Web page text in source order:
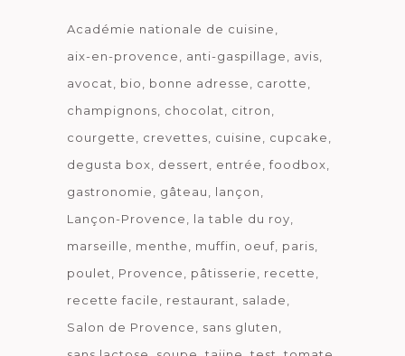
Académie nationale de cuisine
aix-en-provence
anti-gaspillage
avis
avocat
bio bonne adresse
carotte
champignons
chocolat
citron
courgette
crevettes cuisine
cupcake
degusta box
dessert entrée
foodbox
gastronomie
gâteau
lançon
Lançon-Provence
la table du roy
marseille
menthe muffin oeuf paris
poulet
Provence pâtisserie
recette
recette facile
restaurant
salade
Salon de Provence
sans gluten